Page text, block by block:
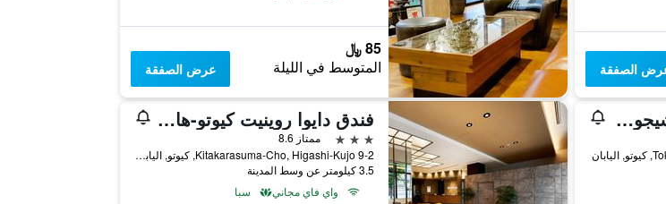
الصفقة
85 ﷼
المتوسط في الليلة عرض الصفقة
هوتل كيهان كيوتو هاتشيجوغوتشي فندق دايوا روينيت كيوتو-هاشيجوغوتشي
3 نجوم
ممتاز 8.6
9-2 Kitakarasuma-Cho, Higashi-Kujo, كيوتو, اليابان
3.5 كيلومتر عن وسط المدينة
واي فاي مجاني
سبا